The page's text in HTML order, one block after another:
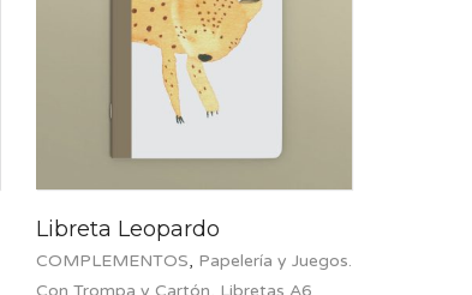
Libreta Leopardo
COMPLEMENTOS, Papelería y Juegos.